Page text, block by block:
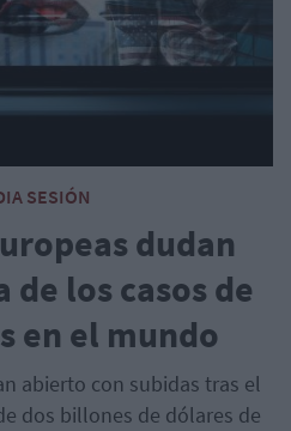
SESIÓN
dudan
de los casos de
en el mundo
abierto con subidas tras el
dos billones de dólares de